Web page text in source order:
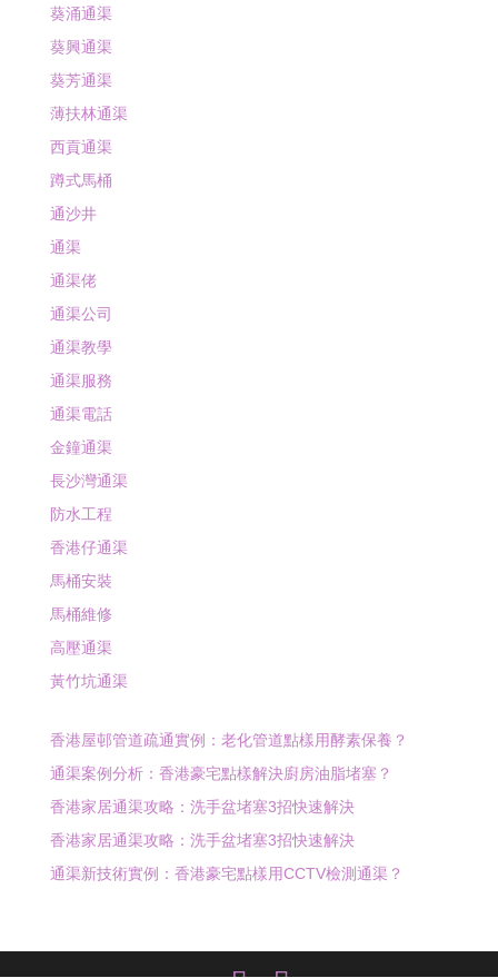
葵涌通渠
葵興通渠
葵芳通渠
薄扶林通渠
西貢通渠
蹲式馬桶
通沙井
通渠
通渠佬
通渠公司
通渠教學
通渠服務
通渠電話
金鐘通渠
長沙灣通渠
防水工程
香港仔通渠
馬桶安裝
馬桶維修
高壓通渠
黃竹坑通渠
香港屋邨管道疏通實例：老化管道點樣用酵素保養？
通渠案例分析：香港豪宅點樣解決廚房油脂堵塞？
香港家居通渠攻略：洗手盆堵塞3招快速解決
香港家居通渠攻略：洗手盆堵塞3招快速解決
通渠新技術實例：香港豪宅點樣用CCTV檢測通渠？